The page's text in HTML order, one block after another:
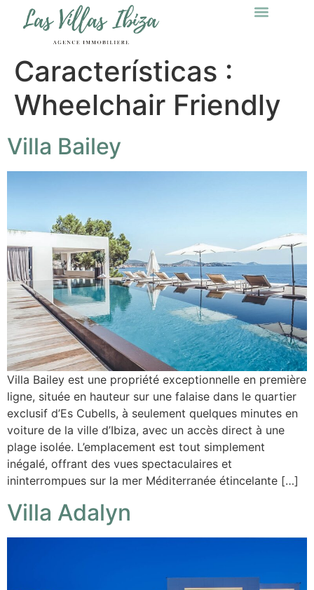
Características :
Wheelchair Friendly
Villa Bailey
Villa Bailey est une propriété exceptionnelle en première
ligne, située en hauteur sur une falaise dans le quartier
exclusif d’Es Cubells, à seulement quelques minutes en
voiture de la ville d’Ibiza, avec un accès direct à une
plage isolée. L’emplacement est tout simplement
inégalé, offrant des vues spectaculaires et
ininterrompues sur la mer Méditerranée étincelante […]
Villa Adalyn